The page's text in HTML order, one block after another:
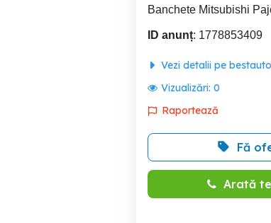
Banchete Mitsubishi
ID anunț: 1778853409
Vezi detalii pe
Vizualizări: 0
Raportează
Fă
Arată